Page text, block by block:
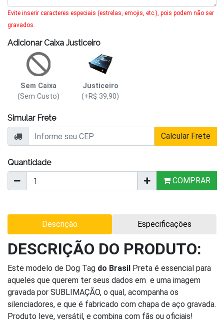
Evite inserir caracteres especiais (estrelas, emojis, etc.), pois podem não ser
gravados.
Adicionar Caixa Justiceiro
Sem Caixa
(Sem Custo)
Justiceiro
(+R$ 39,90)
Simular Frete
Calcular Frete
Quantidade
COMPRAR
Descrição Especificações
DESCRIÇÃO DO PRODUTO:
Este modelo de Dog Tag do Brasil Preta é essencial para
aqueles que querem ter seus dados em e uma imagem
gravada por SUBLIMAÇÃO, o qual, acompanha os
silenciadores, e que é fabricado com chapa de aço gravada.
Produto leve, versátil, e combina com fãs ou oficiais!